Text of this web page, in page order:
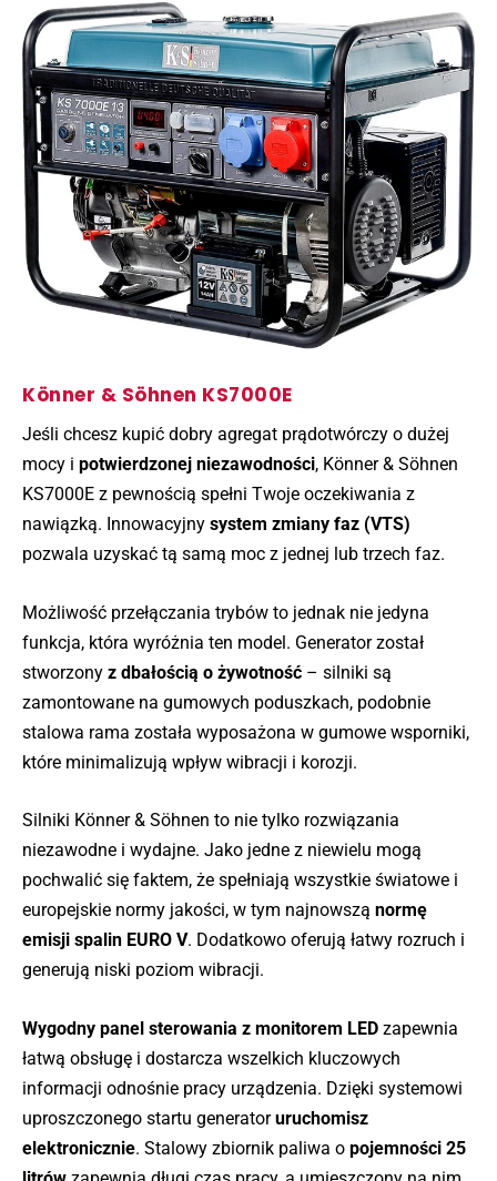
Könner & Söhnen KS7000E
Jeśli chcesz kupić dobry agregat prądotwórczy o dużej
mocy i potwierdzonej niezawodności, Könner & Söhnen
KS7000E z pewnością spełni Twoje oczekiwania z
nawiązką. Innowacyjny system zmiany faz (VTS)
pozwala uzyskać tą samą moc z jednej lub trzech faz.
Możliwość przełączania trybów to jednak nie jedyna
funkcja, która wyróżnia ten model. Generator został
stworzony z dbałością o żywotność – silniki są
zamontowane na gumowych poduszkach, podobnie
stalowa rama została wyposażona w gumowe wsporniki,
które minimalizują wpływ wibracji i korozji.
Silniki Könner & Söhnen to nie tylko rozwiązania
niezawodne i wydajne. Jako jedne z niewielu mogą
pochwalić się faktem, że spełniają wszystkie światowe i
europejskie normy jakości, w tym najnowszą normę
emisji spalin EURO V. Dodatkowo oferują łatwy rozruch i
generują niski poziom wibracji.
Wygodny panel sterowania z monitorem LED zapewnia
łatwą obsługę i dostarcza wszelkich kluczowych
informacji odnośnie pracy urządzenia. Dzięki systemowi
uproszczonego startu generatoruruchomisz
elektronicznie. Stalowy zbiornik paliwa o pojemności 25